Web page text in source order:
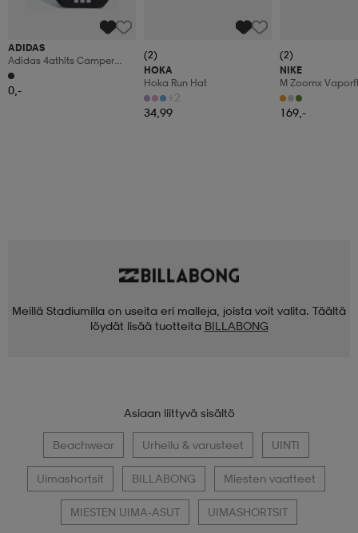
ADIDAS
Adidas 4athlts Camper
Ryggsäck
0,-
(2)
HOKA
Hoka Run Hat
+2
34,99
(2)
NIKE
M Zoomx
169,-
Meillä Stadiumilla on useita eri malleja, joista voit valita. Täältä
löydät lisää tuotteita BILLABONG
Asiaan liittyvä sisältö
Beachwear Urheilu & varusteet UINTI
Uimashortsit BILLABONG Miesten vaatteet
MIESTEN UIMA-ASUT UIMASHORTSIT